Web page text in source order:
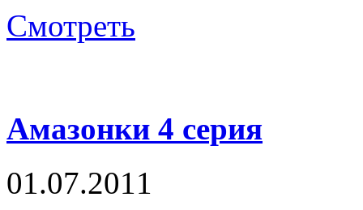
Смотреть
Амазонки 4 серия
01.07.2011